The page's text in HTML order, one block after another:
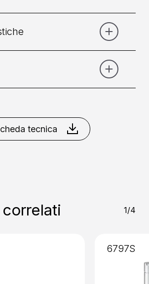
: Da Piano
: Senza Incasso
Cromo
Cromo
Ottone
Rame
tecnica
1/4
6797S